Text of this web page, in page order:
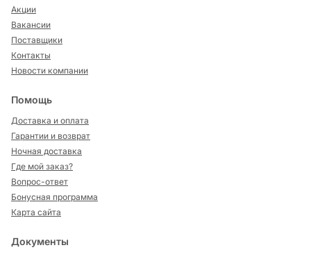
Акции
Вакансии
Поставщики
Контакты
Новости компании
Помощь
Доставка и оплата
Гарантии и возврат
Ночная доставка
Где мой заказ?
Вопрос-ответ
Бонусная программа
Карта сайта
Документы